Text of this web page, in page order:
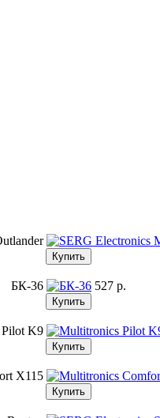
БК-36 527 p.
K9
X115